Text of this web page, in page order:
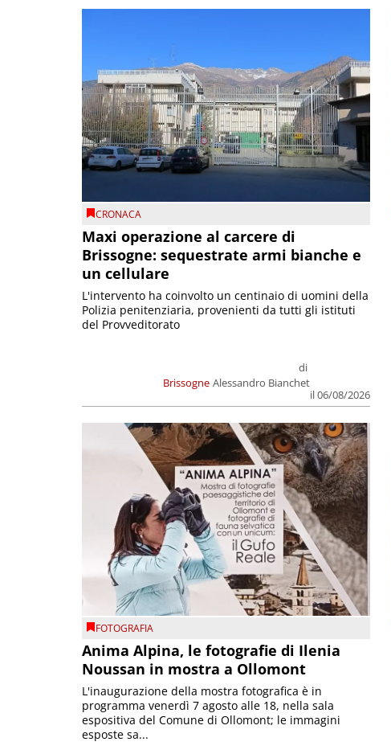
CRONACA
Maxi operazione al carcere di
Brissogne: sequestrate armi bianche e
un cellulare
Brissogne
di
Alessandro Bianchet
il 06/08/2026
L'intervento ha coinvolto un centinaio di uomini della
Polizia penitenziaria, provenienti da tutti gli istituti
del Provveditorato
FOTOGRAFIA
Anima Alpina, le fotografie di Ilenia
Noussan in mostra a Ollomont
L'inaugurazione della mostra fotografica è in
programma venerdì 7 agosto alle 18, nella sala
espositiva del Comune di Ollomont; le immagini
esposte sa...